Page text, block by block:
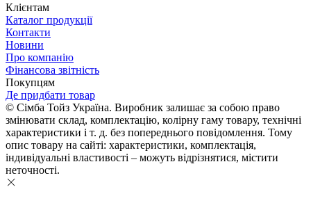
Клієнтам
Каталог продукції
Контакти
Новини
Про компанію
Фінансова звітність
Покупцям
Де придбати товар
© Сімба Тойз Україна. Виробник залишає за собою право
змінювати склад, комплектацію, колірну гаму товару, технічні
характеристики і т. д. без попереднього повідомлення. Тому
опис товару на сайті: характеристики, комплектація,
індивідуальні властивості – можуть відрізнятися, містити
неточності.